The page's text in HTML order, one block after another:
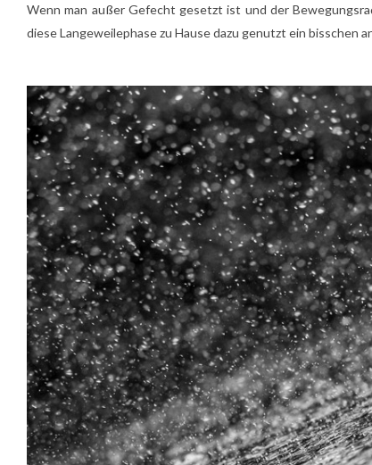
Wenn man außer Gefecht gesetzt ist und der
diese Langeweilephase zu Hause dazu genutzt ein bisschen